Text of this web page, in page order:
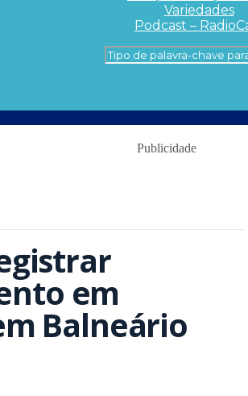
Variedades
Podcast –
Publicidade
em
Balneário